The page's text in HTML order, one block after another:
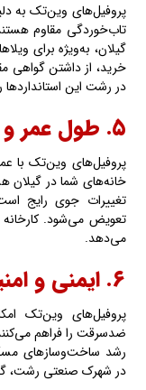
تاب‌خوردگی مقاوم
گیلان، به‌ویژه برای
خرید، از داشتن گواهی
در رشت این
۵. طول عمر و دوام بالا
خانه‌های شما در گیلان
تغییرات جوی رایج
تعویض می‌شود. کارخانه
می‌دهد.
۶. ایمنی و امنیت پیشرفته
پروفیل‌های وین‌تک
ضدسرقت را فراهم
رشد ساخت‌وسازهای
در شهرک صنعتی رشت،